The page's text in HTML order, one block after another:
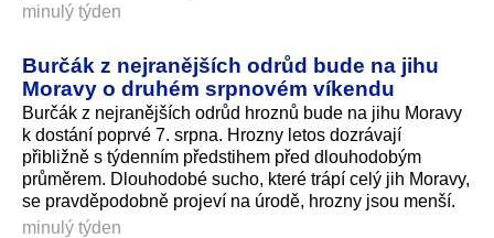
minulý týden
Burčák z nejranějších odrůd bude na jihu
Moravy o druhém srpnovém víkendu
Burčák z nejranějších odrůd hroznů bude na jihu Moravy
k dostání poprvé 7. srpna. Hrozny letos dozrávají
přibližně s týdenním předstihem před dlouhodobým
průměrem. Dlouhodobé sucho, které trápí celý jih Moravy,
se pravděpodobně projeví na úrodě, hrozny jsou menší.
minulý týden